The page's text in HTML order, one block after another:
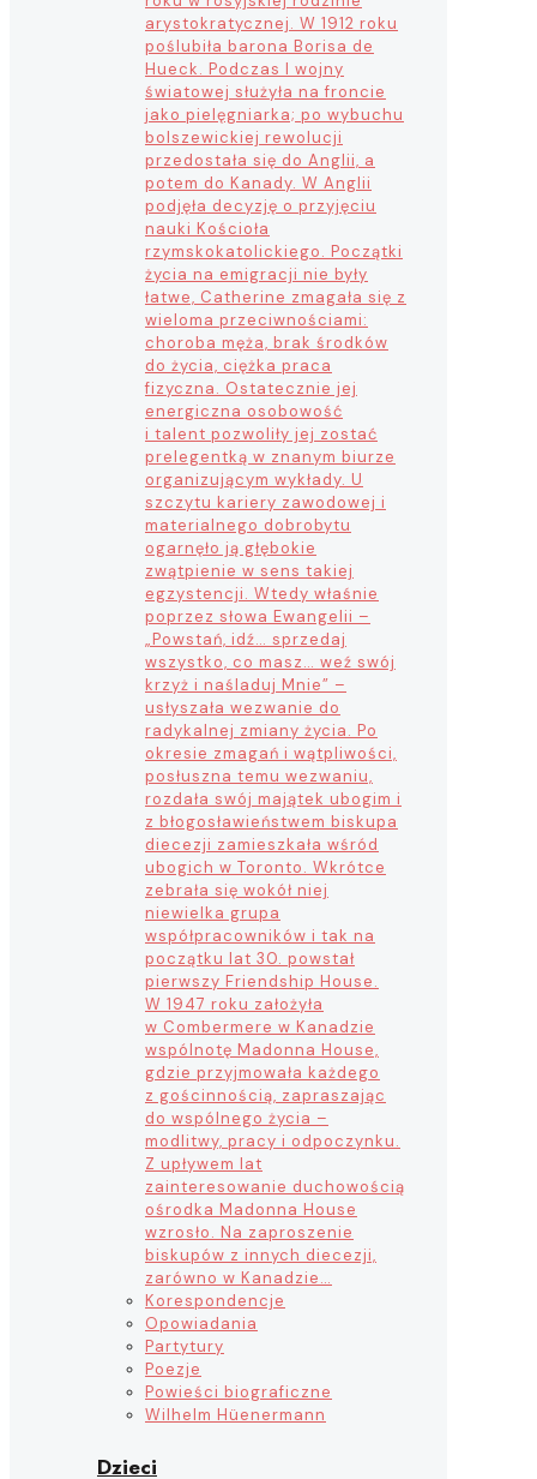
arystokratycznej. W 1912 roku
poślubiła barona Borisa de
Hueck. Podczas I wojny
światowej służyła na froncie
jako pielęgniarka; po wybuchu
bolszewickiej rewolucji
przedostała się do Anglii, a
potem do Kanady. W Anglii
podjęła decyzję o przyjęciu
nauki Kościoła
rzymskokatolickiego. Początki
życia na emigracji nie były
łatwe, Catherine zmagała się z
wieloma przeciwnościami:
choroba męża, brak środków
do życia, ciężka praca
fizyczna. Ostatecznie jej
energiczna osobowość
i talent pozwoliły jej zostać
prelegentką w znanym biurze
organizującym wykłady. U
szczytu kariery zawodowej i
materialnego dobrobytu
ogarnęło ją głębokie
zwątpienie w sens takiej
egzystencji. Wtedy właśnie
poprzez słowa Ewangelii –
„Powstań, idź… sprzedaj
wszystko, co masz… weź swój
krzyż i naśladuj Mnie” –
usłyszała wezwanie do
radykalnej zmiany życia. Po
okresie zmagań i wątpliwości,
posłuszna temu wezwaniu,
rozdała swój majątek ubogim i
z błogosławieństwem biskupa
diecezji zamieszkała wśród
ubogich w Toronto. Wkrótce
zebrała się wokół niej
niewielka grupa
współpracowników i tak na
początku lat 30. powstał
pierwszy Friendship House.
W 1947 roku założyła
w Combermere w Kanadzie
wspólnotę Madonna House,
gdzie przyjmowała każdego
z gościnnością, zapraszając
do wspólnego życia –
modlitwy, pracy i odpoczynku.
Z upływem lat
zainteresowanie duchowością
ośrodka Madonna House
wzrosło. Na zaproszenie
biskupów z innych diecezji,
zarówno w Kanadzie…
Korespondencje
Opowiadania
Partytury
Poezje
Powieści biograficzne
Wilhelm Hüenermann
Dzieci